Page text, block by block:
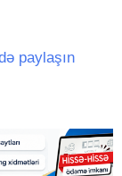
paylaşın